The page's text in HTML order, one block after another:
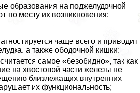
образования на поджелудочной
по месту их возникновения:
чаще всего и приводит
а также ободочной кишки;
самое «безобидно», так как
на хвостовой части железы не
близлежащих внутренних
их функциональность;